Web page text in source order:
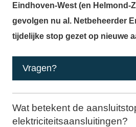
Eindhoven-West (en Helmond-
gevolgen nu al. Netbeheerder
tijdelijke stop gezet op nieuwe
Vragen?
Wat betekent de
elektriciteitsaansluitingen?